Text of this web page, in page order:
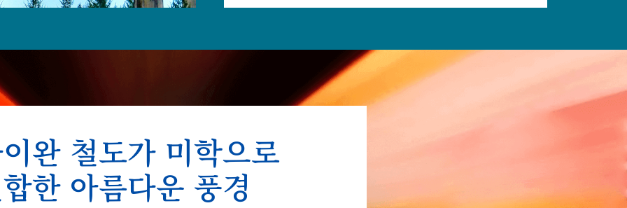
완 철도가 미학으로
한 아름다운 풍경